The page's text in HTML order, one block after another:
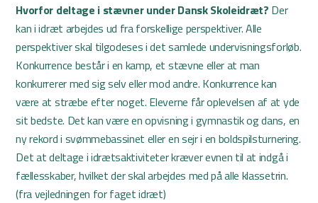
Hvorfor deltage i stævner under Dansk Skoleidræt? Der
kan i idræt arbejdes ud fra forskellige perspektiver. Alle
perspektiver skal tilgodeses i det samlede undervisningsforløb.
Konkurrence består i en kamp, et stævne eller at man
konkurrerer med sig selv eller mod andre. Konkurrence kan
være at stræbe efter noget. Eleverne får oplevelsen af at yde
sit bedste. Det kan være en opvisning i gymnastik og dans, en
ny rekord i svømmebassinet eller en sejr i en boldspilsturnering.
Det at deltage i idrætsaktiviteter kræver evnen til at indgå i
fællesskaber, hvilket der skal arbejdes med på alle klassetrin.
(fra vejledningen for faget idræt)